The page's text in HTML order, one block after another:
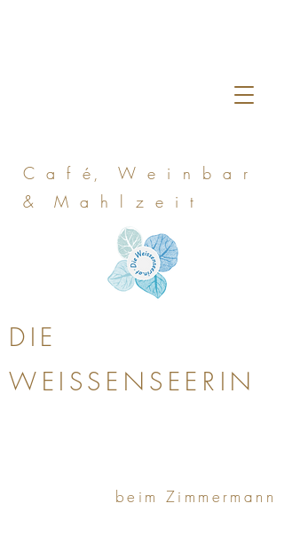
beim Zimmermann
C a f é, W e i n b a r
& M a h l z e i t
DIE
WEISSENSEERIN